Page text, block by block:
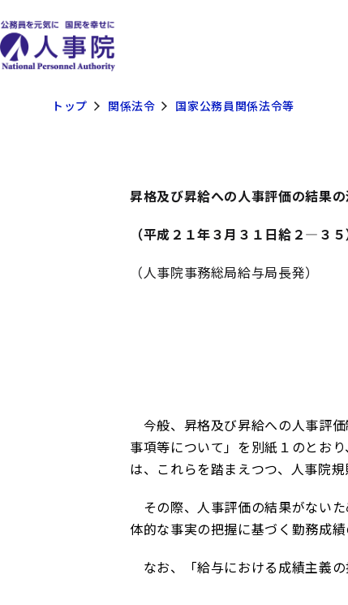
トップ 関係法令 国家公務員関係法令等
昇格及び昇給への人事評価の結果
（平成２１年３月３１日給２―３５
（人事院事務総局給与局長発）
今般、昇格及び昇給への人事評
事項等について」を別紙１のとお
は、これらを踏まえつつ、人事院
その際、人事評価の結果がない
体的な事実の把握に基づく勤務成
なお、「給与における成績主義